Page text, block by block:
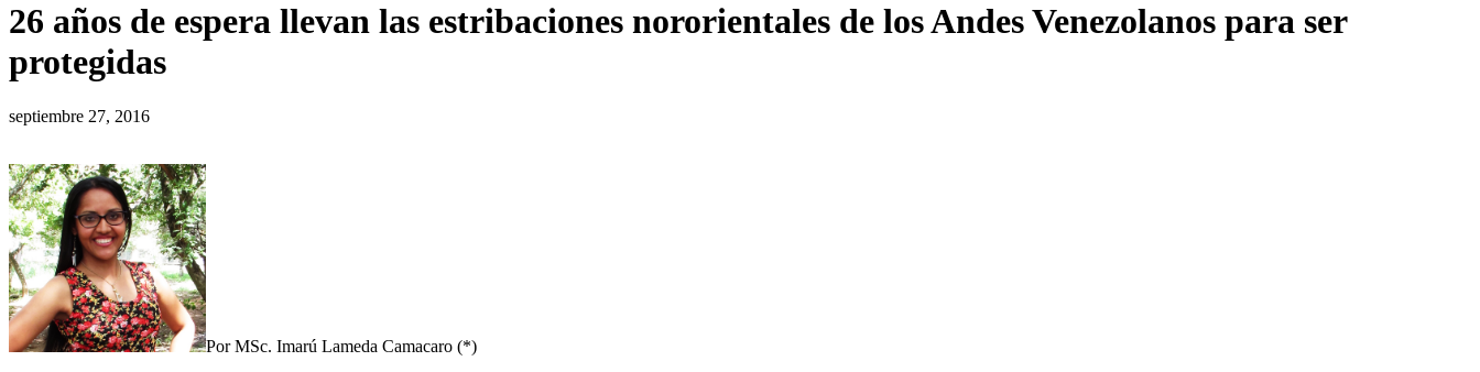
26 años de espera llevan las estribaciones nororientales de los Andes Venezolanos para ser
protegidas
septiembre 27, 2016
Por MSc. Imarú Lameda Camacaro (*)